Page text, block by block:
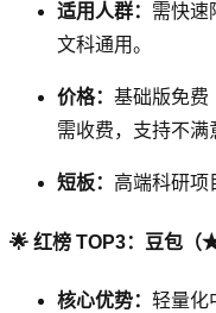
适用人群： 需快速
文科通用。
价格： 基础版免费
需收费，支持不满
短板： 高端科研项
🌟 红榜 TOP3：豆包
核心优势： 轻量化